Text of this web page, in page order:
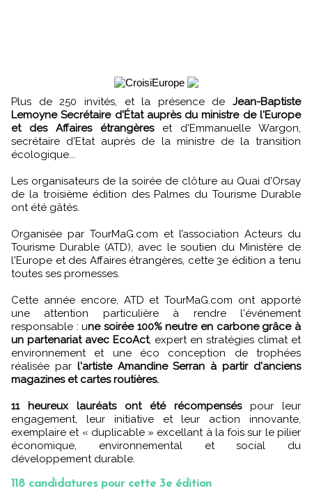
Plus de 250 invités, et la présence de Jean-Baptiste
Lemoyne Secrétaire d'État auprès du ministre de l'Europe
et des Affaires étrangèreset d'Emmanuelle Wargon,
secrétaire d'Etat auprès de la ministre de la transition
écologique...
Les organisateurs de la soirée de clôture au Quai d'Orsay
de la troisième édition des Palmes du Tourisme Durable
ont été gâtés.
Organisée par TourMaG.com et l’association Acteurs du
Tourisme Durable (ATD), avec le soutien du Ministère de
l'Europe et des Affaires étrangères, cette 3e édition a tenu
toutes ses promesses.
Cette année encore, ATD et TourMaG.com ont apporté
une attention particulière à rendre l'événement
responsable : une soirée 100% neutre en carbone grâce à
un partenariat avec EcoAct, expert en stratégies climat et
environnement et une éco conception de trophées
réalisée parl'artiste Amandine Serran à partir d'anciens
magazines et cartes routières.
11 heureux lauréats ont été récompenséspour leur
engagement, leur initiative et leur action innovante,
exemplaire et « duplicable » excellant à la fois sur le pilier
économique, environnemental et social du
développement durable.
118 candidatures pour cette 3e édition